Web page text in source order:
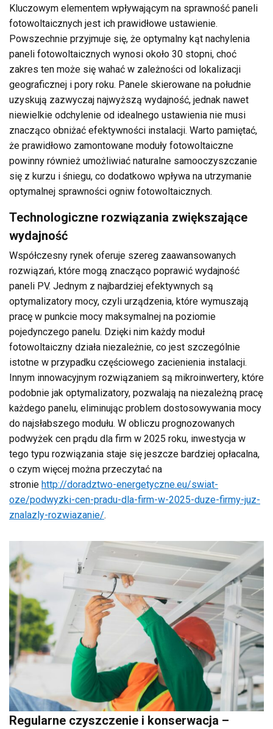
Kluczowym elementem wpływającym na sprawność paneli
fotowoltaicznych jest ich prawidłowe ustawienie.
Powszechnie przyjmuje się, że optymalny kąt nachylenia
paneli fotowoltaicznych wynosi około 30 stopni, choć
zakres ten może się wahać w zależności od lokalizacji
geograficznej i pory roku. Panele skierowane na południe
uzyskują zazwyczaj najwyższą wydajność, jednak nawet
niewielkie odchylenie od idealnego ustawienia nie musi
znacząco obniżać efektywności instalacji. Warto pamiętać,
że prawidłowo zamontowane moduły fotowoltaiczne
powinny również umożliwiać naturalne samooczyszczanie
się z kurzu i śniegu, co dodatkowo wpływa na utrzymanie
optymalnej sprawności ogniw fotowoltaicznych.
Technologiczne rozwiązania zwiększające
wydajność
Współczesny rynek oferuje szereg zaawansowanych
rozwiązań, które mogą znacząco poprawić wydajność
paneli PV. Jednym z najbardziej efektywnych są
optymalizatory mocy, czyli urządzenia, które wymuszają
pracę w punkcie mocy maksymalnej na poziomie
pojedynczego panelu. Dzięki nim każdy moduł
fotowoltaiczny działa niezależnie, co jest szczególnie
istotne w przypadku częściowego zacienienia instalacji.
Innym innowacyjnym rozwiązaniem są mikroinwertery, które
podobnie jak optymalizatory, pozwalają na niezależną pracę
każdego panelu, eliminując problem dostosowywania mocy
do najsłabszego modułu. W obliczu prognozowanych
podwyżek cen prądu dla firm w 2025 roku, inwestycja w
tego typu rozwiązania staje się jeszcze bardziej opłacalna,
o czym więcej można przeczytać na
stronie http://doradztwo-energetyczne.eu/swiat-
oze/podwyzki-cen-pradu-dla-firm-w-2025-duze-firmy-juz-
znalazly-rozwiazanie/.
Regularne czyszczenie i konserwacja –